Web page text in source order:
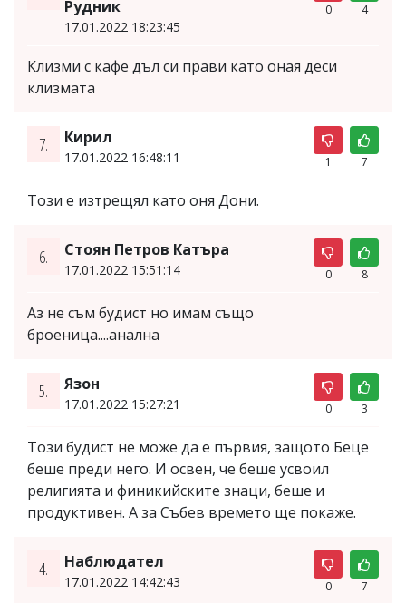
Рудник
17.01.2022 18:23:45
0 4
Клизми с кафе дъл си прави като оная деси
клизмата
7. Кирил
17.01.2022 16:48:11 1 7
Този е изтрещял като оня Дони.
6. Стоян Петров Катъра
17.01.2022 15:51:14 0 8
Аз не съм будист но имам също
броеница....анална
5. Язон
17.01.2022 15:27:21 0 3
Този будист не може да е първия, защото Беце
беше преди него. И освен, че беше усвоил
религията и финикийските знаци, беше и
продуктивен. А за Събев времето ще покаже.
4. Наблюдател
17.01.2022 14:42:43 0 7